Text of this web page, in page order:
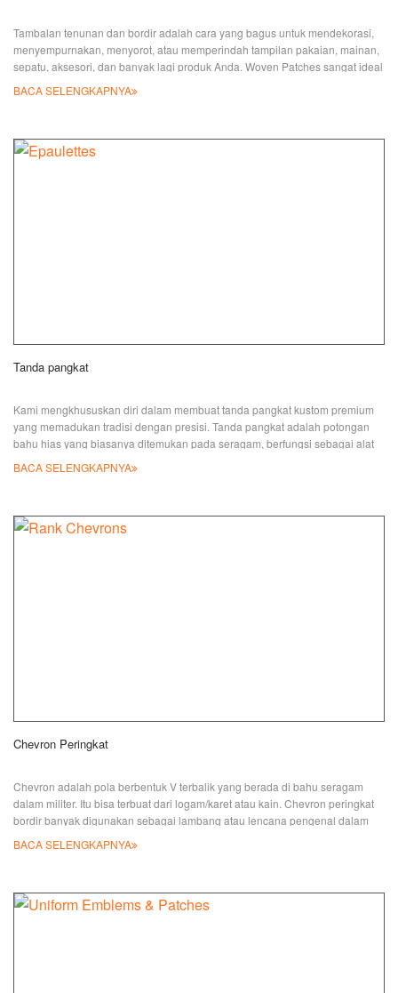
Tambalan tenunan dan bordir adalah cara yang bagus untuk mendekorasi,
menyempurnakan, menyorot, atau memperindah tampilan pakaian, mainan,
sepatu, aksesori, dan banyak lagi produk Anda. Woven Patches sangat ideal
huruf kecil sangat penting. Dengan aksesori yang berbeda, Anda bisa
BACA SELENGKAPNYA
Tanda pangkat
Kami mengkhususkan diri dalam membuat tanda pangkat kustom premium
yang memadukan tradisi dengan presisi. Tanda pangkat adalah potongan
bahu hias yang biasanya ditemukan pada seragam, berfungsi sebagai alat
pemakainya. Apakah Anda memerlukan tanda pangkat seragam militer,
BACA SELENGKAPNYA
Chevron Peringkat
Chevron adalah pola berbentuk V terbalik yang berada di bahu seragam
dalam militer. Itu bisa terbuat dari logam/karet atau kain. Chevron peringkat
bordir banyak digunakan sebagai lambang atau lencana pengenal dalam
JIAN memiliki pengalaman lebih dari 30 tahun dalam memproduksi lencana
BACA SELENGKAPNYA